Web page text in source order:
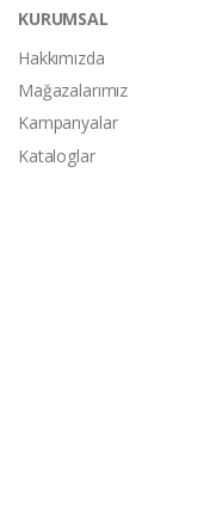
KURUMSAL
Hakkımızda
Mağazalarımız
Kampanyalar
Kataloglar